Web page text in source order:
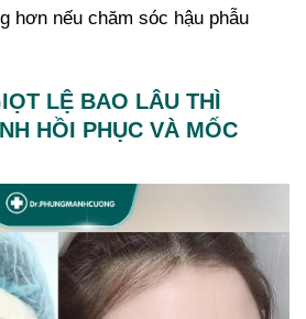
hơn nếu chăm sóc hậu phẫu
LỆ BAO LÂU THÌ
HỒI PHỤC VÀ MỐC